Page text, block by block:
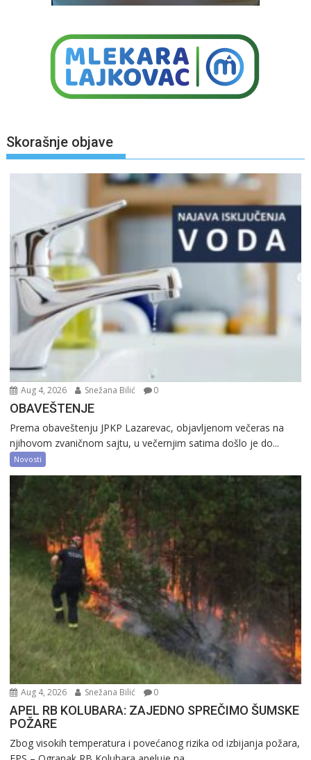
Skorašnje objave
Aug 4, 2026 Snežana Bilić 0
OBAVEŠTENJE
Prema obaveštenju JPKP Lazarevac, objavljenom večeras na
njihovom zvaničnom sajtu, u večernjim satima došlo je do...
Novosti
Aug 4, 2026 Snežana Bilić 0
APEL RB KOLUBARA: ZAJEDNO SPREČIMO ŠUMSKE
POŽARE
Zbog visokih temperatura i povećanog rizika od izbijanja požara,